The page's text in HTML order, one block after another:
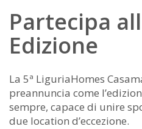
Partecipa
Edizione
La 5ª LiguriaHomes
preannuncia come
sempre, capace di unire
due location d’eccezione.